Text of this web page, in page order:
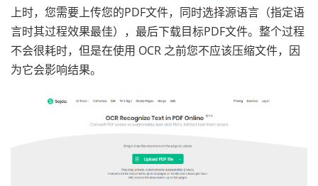
上时，您需要上传您的PDF文件，同时选择源语言（指定语
言时其过程效果最佳），最后下载目标PDF文件。整个过程
不会很耗时，但是在使用 OCR 之前您不应该压缩文件，因
为它会影响结果。